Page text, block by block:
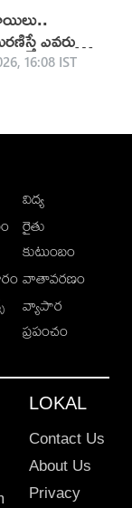
ఎవరు
16:08 IST
విద్య
రైతు
కుటుంబం
వాతావరణం
వ్యాపార
ప్రపంచం
LOKAL
Contact Us
About Us
Privacy